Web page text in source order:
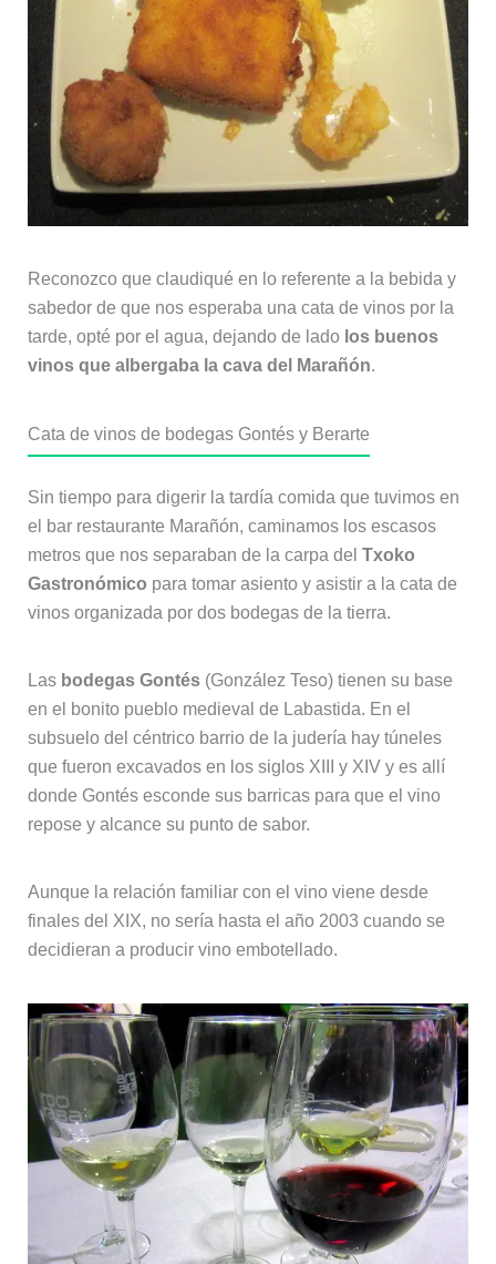
Reconozco que claudiqué en lo referente a la bebida y
sabedor de que nos esperaba una cata de vinos por la
tarde, opté por el agua, dejando de lado los buenos
vinos que albergaba la cava del Marañón.
Cata de vinos de bodegas Gontés y Berarte
Sin tiempo para digerir la tardía comida que tuvimos en
el bar restaurante Marañón, caminamos los escasos
metros que nos separaban de la carpa del Txoko
Gastronómico para tomar asiento y asistir a la cata de
vinos organizada por dos bodegas de la tierra.
Las bodegas Gontés(González Teso) tienen su base
en el bonito pueblo medieval de Labastida. En el
subsuelo del céntrico barrio de la judería hay túneles
que fueron excavados en los siglos XIII y XIV y es allí
donde Gontés esconde sus barricas para que el vino
repose y alcance su punto de sabor.
Aunque la relación familiar con el vino viene desde
finales del XIX, no sería hasta el año 2003 cuando se
decidieran a producir vino embotellado.